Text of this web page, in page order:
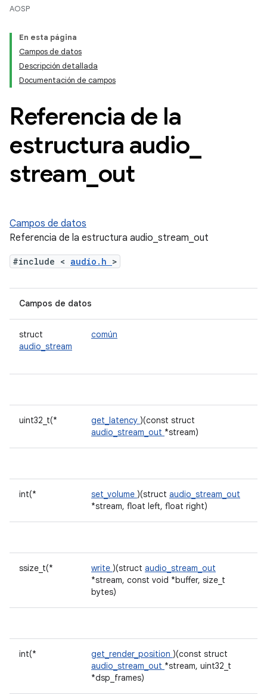
AOSP
En esta página
Campos de datos
Descripción detallada
Documentación de campos
Referencia de la
estructura audio
stream out
Campos de datos
Referencia de la estructura audio_stream_out
#include < audio.h >
Campos de datos
struct
audio_stream
común
uint32_t(* get_latency )(const struct
audio_stream_out *stream)
int(* set_volume )(struct audio_stream_out
*stream, float left, float right)
ssize_t(* write )(struct audio_stream_out
*stream, const void *buffer, size_t
bytes)
int(* get_render_position )(const struct
audio_stream_out *stream, uint32_t
*dsp_frames)